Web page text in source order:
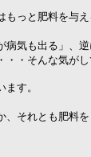
もっと肥料を与
病気も出る」、
・そんな気がし
す。
、それとも肥料